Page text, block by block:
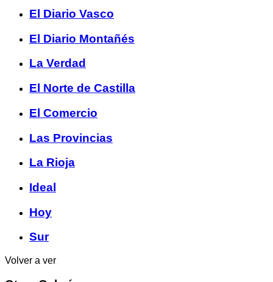
El Diario Vasco
El Diario Montañés
La Verdad
El Norte de Castilla
El Comercio
Las Provincias
La Rioja
Ideal
Hoy
Sur
Volver a ver